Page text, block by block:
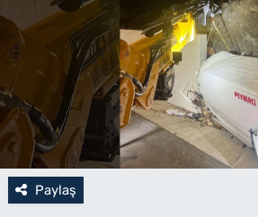
Paylaş